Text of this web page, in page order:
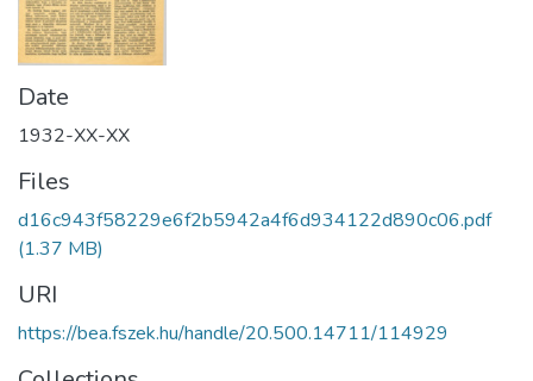
Date
1932-XX-XX
Files
d16c943f58229e6f2b5942a4f6d934122d890c06.pdf
(1.37 MB)
URI
https://bea.fszek.hu/handle/20.500.14711/114929